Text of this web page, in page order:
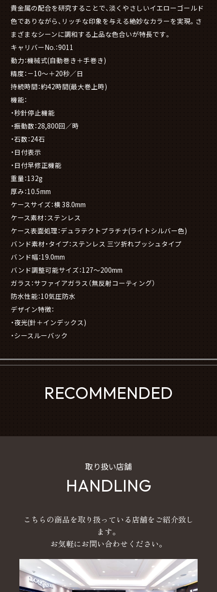
貴金属の配合を研究することで、淡くやさしいイエローゴールド
色でありながら、リッチな印象を与える絶妙なカラーを実現。さ
まざまなシーンに調和する上品な色合いが特長です。
キャリバーNo.：9011
動力：機械式(自動巻き＋手巻き)
精度：－10～＋20秒／日
持続時間：約42時間(最大巻上時)
機能：
・秒針停止機能
・振動数：28,800回／時
・石数：24石
・日付表示
・日付早修正機能
重量：132g
厚み：10.5mm
ケースサイズ：横 38.0mm
ケース素材：ステンレス
ケース表面処理：デュラテクトプラチナ(ライトシルバー色)
バンド素材・タイプ：ステンレス 三ツ折れプッシュタイプ
バンド幅：19.0mm
バンド調整可能サイズ：127～200mm
ガラス：サファイアガラス（無反射コーティング）
防水性能：10気圧防水
デザイン特徴：
・夜光(針＋インデックス)
・シースルーバック
RECOMMENDED
取り扱い店舗
HANDLING
こちらの商品を取り扱っている店舗をご紹介致し
ます。
お気軽にお問い合わせください。